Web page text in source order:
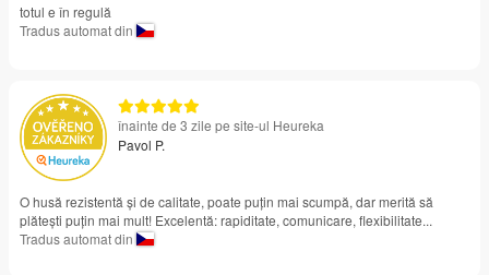
totul e în regulă
Tradus automat din
înainte de 3 zile pe site-ul Heureka
Pavol P.
O husă rezistentă și de calitate, poate puțin mai scumpă, dar merită să
plătești puțin mai mult! Excelentă: rapiditate, comunicare, flexibilitate...
Tradus automat din